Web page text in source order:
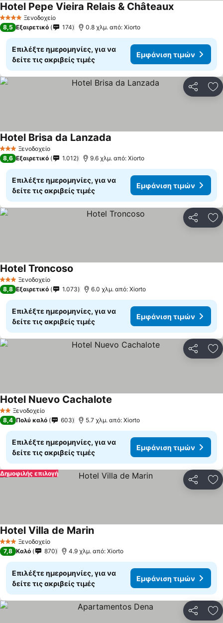
4 ΑστέριαΞενοδοχείο
Hotel Pepe Vieira Relais & Châteaux
8,5 Εξαιρετικό 174 0.8 χλμ. από: Xiorto
Επιλέξτε ημερομηνίες, για να
δείτε τις ακριβείς τιμές
Εμφάνιση τιμών
3 ΑστέριαΞενοδοχείο
Hotel Brisa da Lanzada
8,6 Εξαιρετικό 1.012 9.6 χλμ. από: Xiorto
Επιλέξτε ημερομηνίες, για να
δείτε τις ακριβείς τιμές
Εμφάνιση τιμών
3 ΑστέριαΞενοδοχείο
Hotel Troncoso
8,8 Εξαιρετικό 1.073 6.0 χλμ. από: Xiorto
Επιλέξτε ημερομηνίες, για να
δείτε τις ακριβείς τιμές
Εμφάνιση τιμών
2 ΑστέριαΞενοδοχείο
Hotel Nuevo Cachalote
8,4 Πολύ καλό 603 5.7 χλμ. από: Xiorto
Επιλέξτε ημερομηνίες, για να
δείτε τις ακριβείς τιμές
Εμφάνιση τιμών
Δημοφιλής επιλογή
3 ΑστέριαΞενοδοχείο
Hotel Villa de Marin
7,8 Καλό 870 4.9 χλμ. από: Xiorto
Επιλέξτε ημερομηνίες, για να
δείτε τις ακριβείς τιμές
Εμφάνιση τιμών